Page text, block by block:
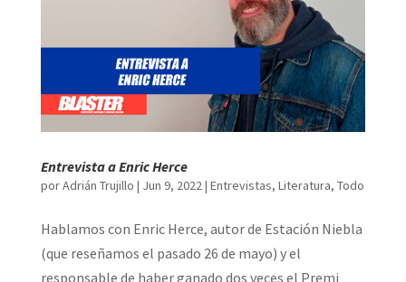
Entrevista a Enric Herce
porAdrián Trujillo | Jun 9, 2022| Entrevistas, Literatura, Todo
Hablamos con Enric Herce, autor de Estación Niebla
(que reseñamos el pasado 26 de mayo) y el
responsable de haber ganado dos veces el Premi